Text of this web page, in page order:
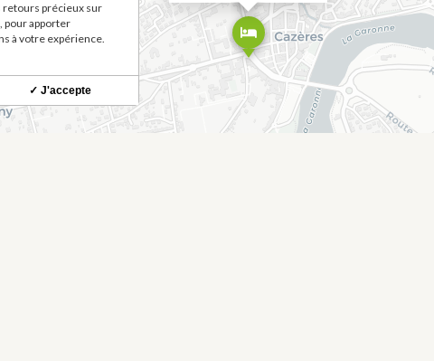
retours précieux sur
pour apporter
à votre expérience.
✓ J'accepte